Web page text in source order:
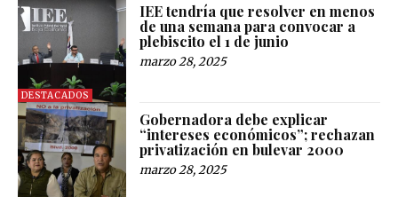
DESTACADOS
IEE tendría que resolver en menos
de una semana para convocar a
plebiscito el 1 de junio
marzo 28, 2025
Gobernadora debe explicar
“intereses económicos”; rechazan
privatización en bulevar 2000
marzo 28, 2025